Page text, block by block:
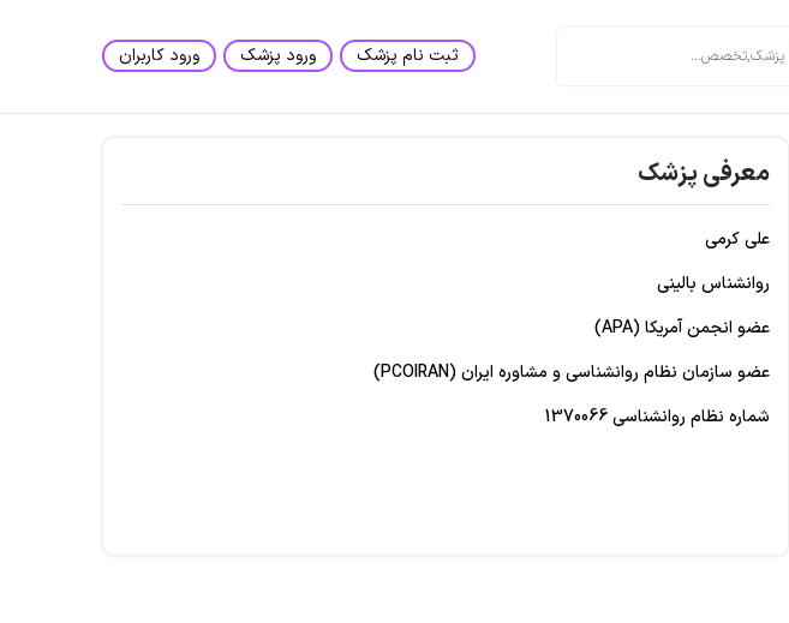
ثبت نام پزشک ورود پزشک ورود کاربران
معرفی پزشک
علی کرمی
روانشناس بالینی
عضو انجمن آمریکا (APA)
عضو سازمان نظام روانشناسی و مشاوره ایران (PCOIRAN)
شماره نظام روانشناسی 1370066